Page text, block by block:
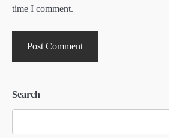
time I comment.
Search